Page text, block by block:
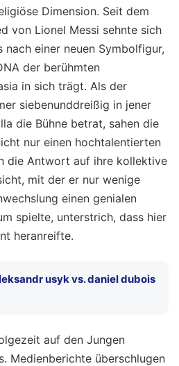
Dimension. Seit dem
von Lionel Messi sehnte sich
nach einer neuen Symbolfigur,
der berühmten
in sich trägt. Als der
siebenunddreißig in jener
die Bühne betrat, sahen die
nur einen hochtalentierten
die Antwort auf ihre kollektive
mit der er nur wenige
einen genialen
spielte, unterstrich, dass hier
heranreifte.
usyk vs. daniel dubois
auf den Jungen
Medienberichte überschlugen